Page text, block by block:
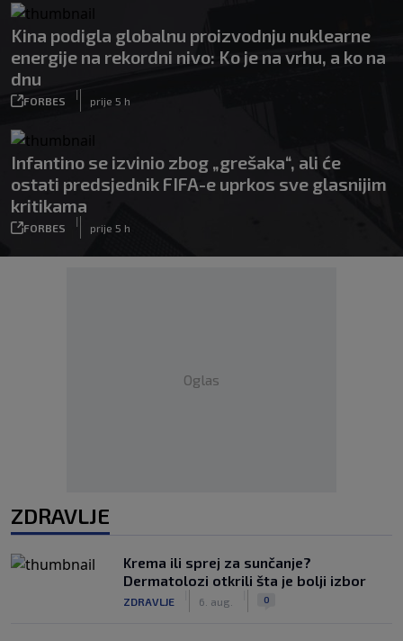
Kina podigla globalnu proizvodnju nuklearne
energije na rekordni nivo: Ko je na vrhu, a ko na
dnu
FORBES
|
prije 5 h
Infantino se izvinio zbog „grešaka“, ali će
ostati predsjednik FIFA-e uprkos sve glasnijim
kritikama
FORBES
|
prije 5 h
Oglas
ZDRAVLJE
Krema ili sprej za sunčanje?
Dermatolozi otkrili šta je bolji izbor
ZDRAVLJE 6. aug. 0